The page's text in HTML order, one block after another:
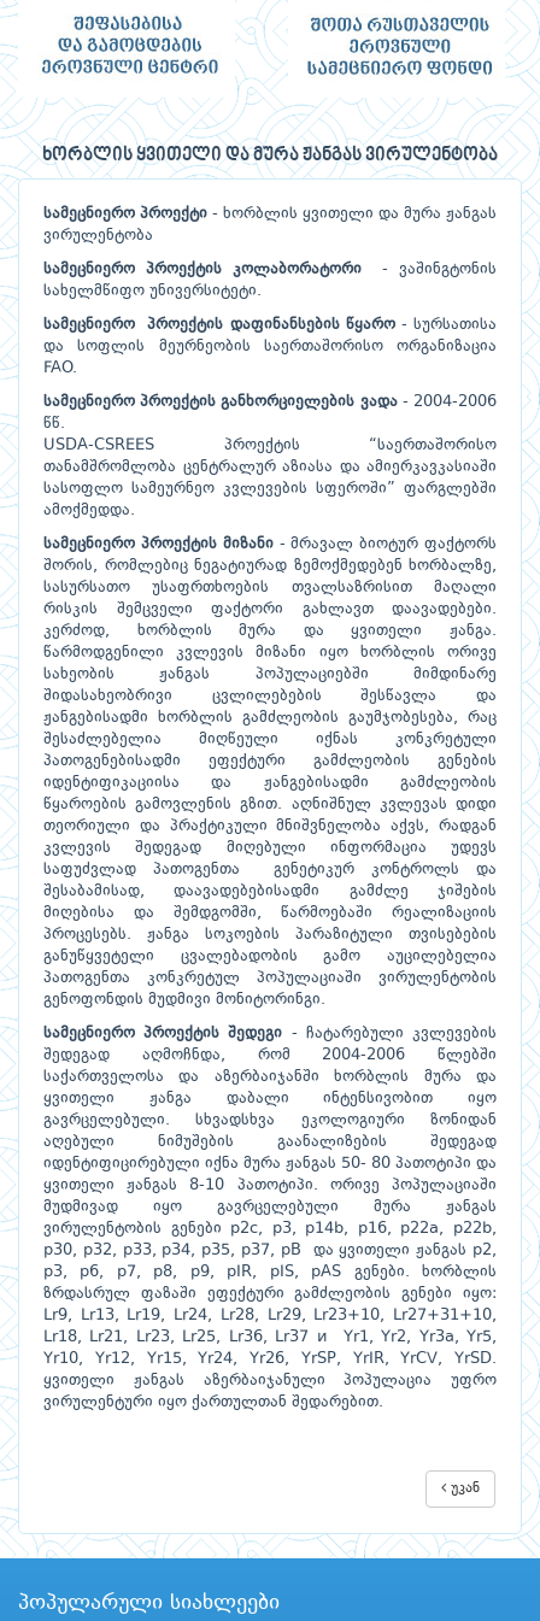
ხორბლის ყვითელი და მურა ჟანგას ვირულენტობა
სამეცნიერო პროექტი - ხორბლის ყვითელი და მურა ჟანგას
ვირულენტობა
სამეცნიერო პროექტის კოლაბორატორი
- ვაშინგტონის
სახელმწიფო უნივერსიტეტი.
სამეცნიერო პროექტის დაფინანსების წყარო - სურსათისა
და სოფლის მეურნეობის საერთაშორისო ორგანიზაცია
FAO.
სამეცნიერო პროექტის განხორციელების ვადა- 2004-2006
წწ.
USDA-CSREES პროექტის “საერთაშორისო
თანამშრომლობა ცენტრალურ აზიასა და ამიერკავკასიაში
სასოფლო სამეურნეო კვლევების სფეროში” ფარგლებში
ამოქმედდა.
სამეცნიერო პროექტის მიზანი- მრავალ ბიოტურ ფაქტორს
შორის, რომლებიც ნეგატიურად ზემოქმედებენ ხორბალზე,
სასურსათო უსაფრთხოების თვალსაზრისით მაღალი
რისკის შემცველი ფაქტორი გახლავთ დაავადებები.
კერძოდ, ხორბლის მურა და ყვითელი ჟანგა.
წარმოდგენილი კვლევის მიზანი იყო ხორბლის ორივე
სახეობის ჟანგას პოპულაციებში მიმდინარე
შიდასახეობრივი ცვლილებების შესწავლა და
ჟანგებისადმი ხორბლის გამძლეობის გაუმჯობესება, რაც
შესაძლებელია მიღწეული იქნას კონკრეტული
პათოგენებისადმი ეფექტური გამძლეობის გენების
იდენტიფიკაციისა და ჟანგებისადმი გამძლეობის
წყაროების გამოვლენის გზით. აღნიშნულ კვლევას დიდი
თეორიული და პრაქტიკული მნიშვნელობა აქვს, რადგან
კვლევის შედეგად მიღებული ინფორმაცია უდევს
საფუძვლად პათოგენთა გენეტიკურ კონტროლს და
შესაბამისად, დაავადებებისადმი გამძლე ჯიშების
მიღებისა და შემდგომში, წარმოებაში რეალიზაციის
პროცესებს. ჟანგა სოკოების პარაზიტული თვისებების
განუწყვეტელი ცვალებადობის გამო აუცილებელია
პათოგენთა კონკრეტულ პოპულაციაში ვირულენტობის
გენოფონდის მუდმივი მონიტორინგი.
სამეცნიერო პროექტის შედეგი - ჩატარებული კვლევების
შედეგად აღმოჩნდა, რომ 2004-2006 წლებში
საქართველოსა და აზერბაიჯანში ხორბლის მურა და
ყვითელი ჟანგა დაბალი ინტენსივობით იყო
გავრცელებული. სხვადსხვა ეკოლოგიური ზონიდან
აღებული ნიმუშების გაანალიზების შედეგად
იდენტიფიცირებული იქნა მურა ჟანგას 50- 80 პათოტიპი და
ყვითელი ჟანგას 8-10 პათოტიპი. ორივე პოპულაციაში
მუდმივად იყო გავრცელებული მურა ჟანგას
ვირულენტობის გენები p2c, p3, p14b, p16, p22a, p22b,
p30, p32, p33, p34, p35, p37, pB და ყვითელი ჟანგას p2,
p3, p6, p7, p8, p9, pIR, pIS, pAS გენები. ხორბლის
ზრდასრულ ფაზაში ეფექტური გამძლეობის გენები იყო:
Lr9, Lr13, Lr19, Lr24, Lr28, Lr29, Lr23+10, Lr27+31+10,
Lr18, Lr21, Lr23, Lr25, Lr36, Lr37 и Yr1, Yr2, Yr3a, Yr5,
Yr10, Yr12, Yr15, Yr24, Yr26, YrSP, YrIR, YrCV, YrSD.
ყვითელი ჟანგას აზერბაიჯანული პოპულაცია უფრო
ვირულენტური იყო ქართულთან შედარებით.
უკან
პოპულარული სიახლეები